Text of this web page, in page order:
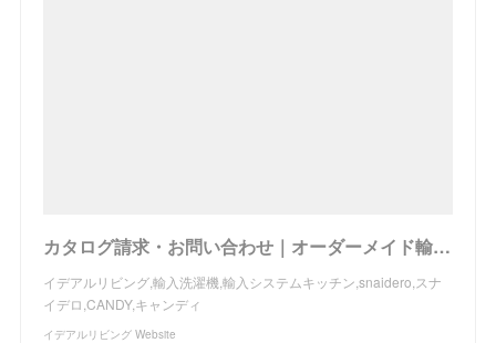
カタログ請求・お問い合わせ｜オーダーメイド輸入キッチンの設置・施工、トータルコーディネイトのイデアルリビング
イデアルリビング,輸入洗濯機,輸入システムキッチン,snaidero,スナ
イデロ,CANDY,キャンディ
イデアルリビング Website